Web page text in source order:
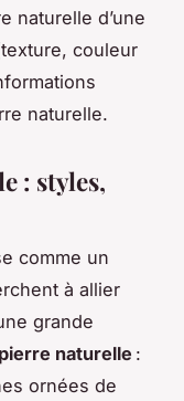
naturelle d’une
couleur
naturelle.
: styles,
comme un
à allier
grande
naturelle :
ornées de